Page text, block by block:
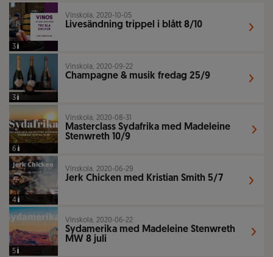
3
Vinskola, 2020-10-05
Livesändning trippel i blått 8/10
3
Vinskola, 2020-09-22
Champagne & musik fredag 25/9
6
Vinskola, 2020-08-31
Masterclass Sydafrika med Madeleine
Stenwreth 10/9
4
Vinskola, 2020-06-29
Jerk Chicken med Kristian Smith 5/7
5
Vinskola, 2020-06-22
Sydamerika med Madeleine Stenwreth
MW 8 juli